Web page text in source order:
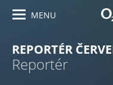
MENU
REPORTÉR
Reportér